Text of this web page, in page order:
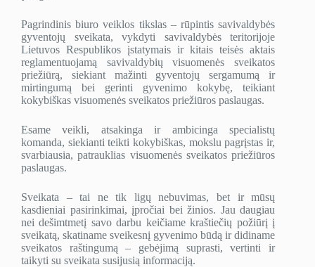
Pagrindinis biuro veiklos tikslas – rūpintis savivaldybės
gyventojų sveikata, vykdyti savivaldybės teritorijoje
Lietuvos Respublikos įstatymais ir kitais teisės aktais
reglamentuojamą savivaldybių visuomenės sveikatos
priežiūrą, siekiant mažinti gyventojų sergamumą ir
mirtingumą bei gerinti gyvenimo kokybę, teikiant
kokybiškas visuomenės sveikatos priežiūros paslaugas.
Esame veikli, atsakinga ir ambicinga specialistų
komanda, siekianti teikti kokybiškas, mokslu pagrįstas ir,
svarbiausia, patrauklias visuomenės sveikatos priežiūros
paslaugas.
Sveikata – tai ne tik ligų nebuvimas, bet ir mūsų
kasdieniai pasirinkimai, įpročiai bei žinios. Jau daugiau
nei dešimtmetį savo darbu keičiame kraštiečių požiūrį į
sveikatą, skatiname sveikesnį gyvenimo būdą ir didiname
sveikatos raštingumą – gebėjimą suprasti, vertinti ir
taikyti su sveikata susijusią informaciją.